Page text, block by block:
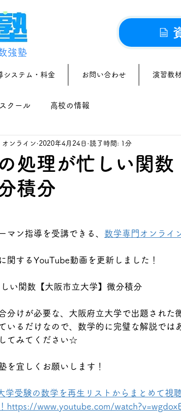
強塾
システム・料金 お問い合わせ 演習教材
クール 高校の情報
処理が忙しい関数
積分
ンライン 2020年4月24日 読了時間: 1分
マン指導を受講できる、 数学専門オンライ
するYouTube動画を更新しました！
い関数【大阪市立大学】微分積分
分けが必要な、大阪府立大学で出題された
いるだけなので、数学的に完璧な解説では
てみてください☆
を宜しくお願いします！
受験の数学を再生リストからまとめて視
https://www.youtube.com/